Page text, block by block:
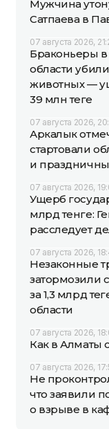
Мужчина
Сатпаева в
07 августа 2026,
Браконьеры в
области
животных —
39 млн теңге
07 августа 2026,
Аркалык
стартовали
и
07 августа 2026,
Ущерб
млрд тенге:
расследует
07 августа 2026,
Незаконные
затормозили
за 1,3 млрд
области
07 августа 2026,
Как в Алматы
07 августа 2026,
Не
что заявили
о взрыве в